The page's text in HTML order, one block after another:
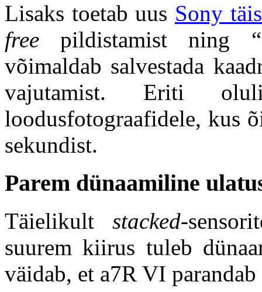
Lisaks toetab uus Sony
free pildistamist ning
võimaldab salvestada
vajutamist. Eriti
loodusfotograafidele, kus
sekundist.
Parem dünaamiline
Täielikult stacked-
suurem kiirus tuleb
väidab, et a7R VI